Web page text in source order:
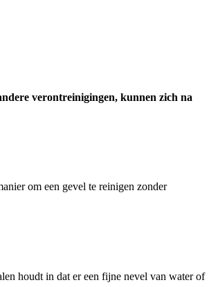
verontreinigingen, kunnen zich na
om een ​​gevel te reinigen zonder
houdt in dat er een fijne nevel van water of